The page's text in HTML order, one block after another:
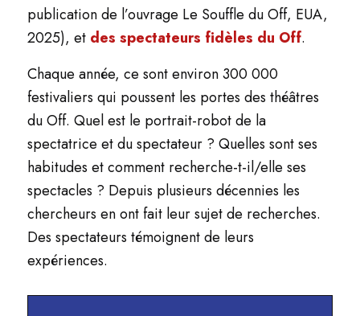
publication de l’ouvrage Le Souffle du Off, EUA,
2025), et des spectateurs fidèles du Off.
Chaque année, ce sont environ 300 000
festivaliers qui poussent les portes des théâtres
du Off. Quel est le portrait-robot de la
spectatrice et du spectateur ? Quelles sont ses
habitudes et comment recherche-t-il/elle ses
spectacles ? Depuis plusieurs décennies les
chercheurs en ont fait leur sujet de recherches.
Des spectateurs témoignent de leurs
expériences.